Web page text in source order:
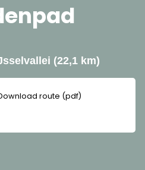
(22,1 km)
route (pdf)